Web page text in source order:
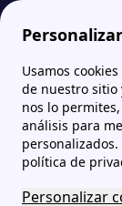
Usamos
de nuestro sitio
nos lo
análisis para
política de
Personalizar
Papernest.es
gas en
en